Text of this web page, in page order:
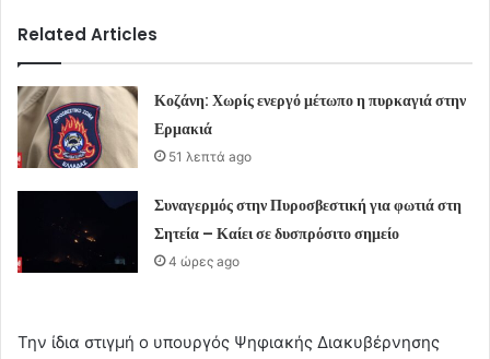
Related Articles
Κοζάνη: Χωρίς ενεργό μέτωπο η πυρκαγιά στην
Ερμακιά
51 λεπτά ago
Συναγερμός στην Πυροσβεστική για φωτιά στη
Σητεία – Καίει σε δυσπρόσιτο σημείο
4 ώρες ago
Την ίδια στιγμή ο υπουργός Ψηφιακής Διακυβέρνησης